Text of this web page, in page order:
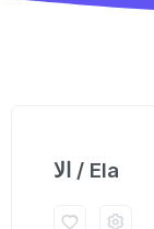
الا / Ela